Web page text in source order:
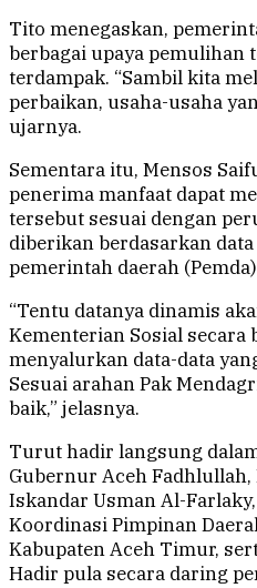
Tito menegaskan,
berbagai upaya pemulihan
terdampak. “Sambil kita
perbaikan, usaha-usaha
ujarnya.
Sementara itu, Mensos
penerima manfaat dapat
tersebut sesuai dengan
diberikan berdasarkan
pemerintah daerah
“Tentu datanya dinamis
Kementerian Sosial secara
menyalurkan data-data
Sesuai arahan Pak
baik,” jelasnya.
Turut hadir langsung
Gubernur Aceh
Iskandar Usman Al-
Koordinasi Pimpinan
Kabupaten Aceh Timur,
Hadir pula secara daring